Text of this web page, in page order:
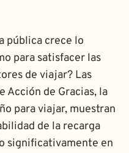
pública crece lo
para satisfacer las
de viajar? Las
Acción de Gracias, la
para viajar, muestran
de la recarga
significativamente en